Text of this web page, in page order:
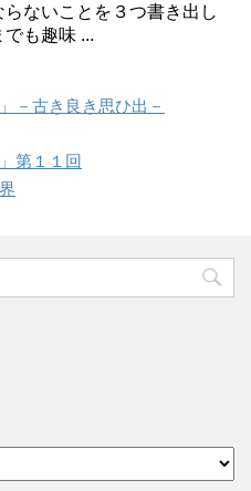
ないことを３つ書き出し
でも趣味 ...
－古き良き思ひ出－
第１１回